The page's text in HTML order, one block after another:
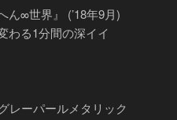
ん∞世界』 (’18年9月)
わる1分間の深イイ
レーパールメタリック